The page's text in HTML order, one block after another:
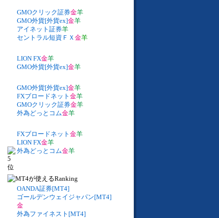
GMOクリック証券金羊
GMO外貨[外貨ex]金羊
アイネット証券羊
セントラル短資ＦＸ 金羊
LION FX金羊
GMO外貨[外貨ex]金羊
GMO外貨[外貨ex]金羊
FXブロードネット 金羊
GMOクリック証券金羊
外為どっとコム金羊
FXブロードネット 金羊
LION FX金羊
外為どっとコム金羊
OANDA証券[MT4]
ゴールデンウェイジャパン[MT4]
金
外為ファイネスト[MT4]